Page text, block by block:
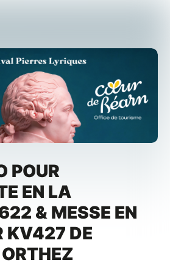
POUR
EN LA
& MESSE EN
KV427 DE